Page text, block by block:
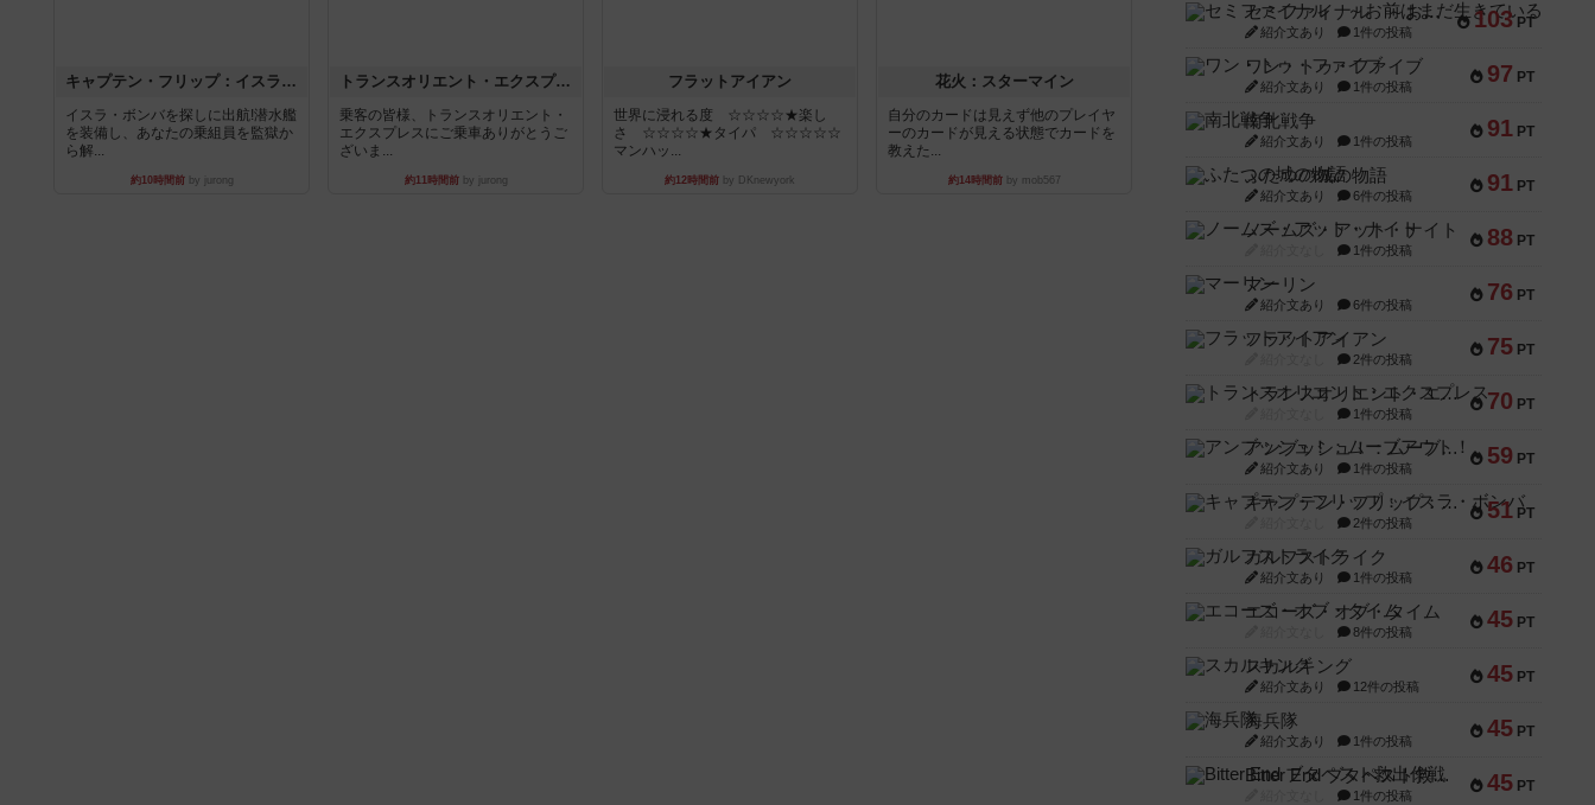
キャプテン・フリップ：イスラ・ボンバ
イスラ・ボンバを探しに出航!潜水艦
を装備し、あなたの乗組員を監獄か
ら解...
約10時間前by jurong
トランスオリエント・エクスプレス
乗客の皆様、トランスオリエント・
エクスプレスにご乗車ありがとうご
ざいま...
約11時間前by jurong
フラットアイアン
世界に浸れる度 ☆☆☆☆★楽し
さ ☆☆☆☆★タイパ ☆☆☆☆☆
マンハッ...
約12時間前 by DKnewyork
花火：スターマイン
自分のカードは見えず他のプレイヤ
ーのカードが見える状態でカードを
教えた...
約14時間前by mob567
103 PT
セミファイナル ～お前はまだ生きている～
紹介文あり 1件の投稿
97 PT
ワン・トゥ・ファイブ
紹介文あり 1件の投稿
91 PT
南北戦争
紹介文あり 1件の投稿
91 PT
ふたつの城の物語
紹介文あり 6件の投稿
88 PT
ノームズ・アット・ナイト
1件の投稿
76 PT
マーリン
紹介文あり 6件の投稿
75 PT
フラットアイアン
2件の投稿
70 PT
トランスオリエント・エクスプレス
1件の投稿
59 PT
アンブッシュ！：ムーブアウト！
紹介文あり 1件の投稿
51 PT
キャプテン・フリップ：イスラ・ボンバ
2件の投稿
46 PT
ガルフストライク
紹介文あり 1件の投稿
45 PT
エコーズ・オブ・タイム
8件の投稿
45 PT
スカルキング
紹介文あり 12件の投稿
45 PT
海兵隊
紹介文あり 1件の投稿
45 PT
Bitter End ブタペスト救出作戦
1件の投稿